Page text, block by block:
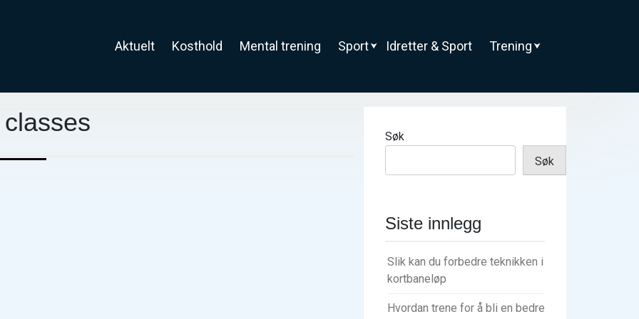
Aktuelt Kosthold Mental trening Sport Idretter & Sport Trening
Søk
Søk
Siste innlegg
Slik kan du forbedre teknikken i
kortbaneløp
Hvordan trene for å bli en bedre